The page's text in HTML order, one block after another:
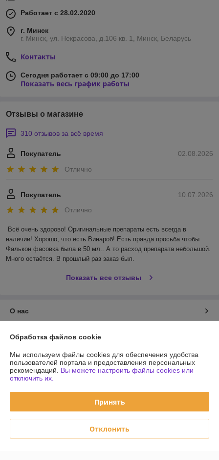
Работает с 28.02.2020
г. Минск
г. Минск, ул. Некрасова, д.106 кв. 1, Минск, Беларусь
Контакты
Сегодня работает с 09:00 до 17:00
Показать весь график работы
Отзывы о магазине
310 отзывов за всё время
02.08.2026
Покупатель
Отлично
10.07.2026
Покупатель
Отлично
Всё очень здорово! Оригинальные препараты есть всегда в
наличии! Хорошо, что есть Винароб! Есть правда просьба чтобы
Фалькон фасовка была в 50 мл.. А то расход препарата небольшой.
Много остаётся. В прошлый раз заказ был.
Показать все отзывы
О нас
Контакты
Доставка и оплата
График работы
Политика обработки cookies
Обработка файлов cookie
Мы используем файлы cookies для обеспечения удобства
пользователей портала и предоставления персональных
рекомендаций. Вы можете настроить файлы cookies или
отключить их.
Принять
Отклонить